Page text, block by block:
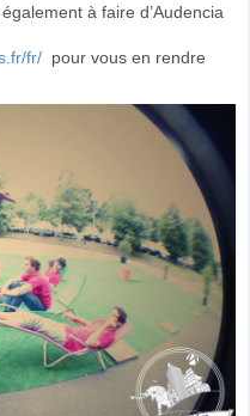
à faire d’Audencia
fr/ pour vous en rendre